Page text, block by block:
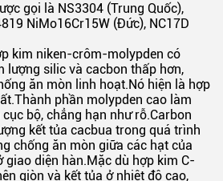
gọi là NS3304 (Trung Quốc),
NiMo16Cr15W (Đức), NC17D
kim niken-crôm-molypden có
lượng silic và cacbon thấp hơn,
ăn mòn linh hoạt.Nó hiện là hợp
phần molypden cao làm
bộ, chẳng hạn như rỗ.Carbon
kết tủa cacbua trong quá trình
chống ăn mòn giữa các hạt của
giao diện hàn.Mặc dù hợp kim C-
giòn và kết tủa ở nhiệt độ cao,